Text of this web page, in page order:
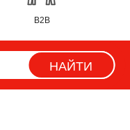
B2B
НАЙТИ